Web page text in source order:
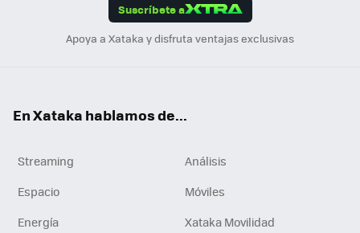
Suscríbete a
Apoya a Xataka y disfruta ventajas exclusivas
En Xataka hablamos de...
Streaming
Análisis
Espacio
Móviles
Energía
Xataka Movilidad